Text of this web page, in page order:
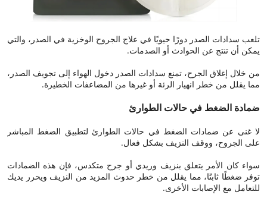
تلعب سدادات الصدر دورًا حيويًا في علاج الجروح الوخزية في الصدر، والتي
يمكن أن تنتج عن الحوادث أو الصدمات.
من خلال إغلاق الجرح، تمنع سدادات الصدر دخول الهواء إلى تجويف الصدر،
مما يقلل من خطر انهيار الرئة أو غيرها من المضاعفات الخطيرة.
ضمادة الضغط في حالات الطوارئ
لا غنى عن ضمادات الضغط في حالات الطوارئ لتطبيق الضغط المباشر
على الجروح، ووقف النزيف بشكل فعال.
سواء كان الأمر يتعلق بنزيف وريدي أو جرح متكدس، فإن هذه الضمادات
توفر ضغطًا ثابتًا، مما يقلل من خطر حدوث المزيد من النزيف ويحرر يديك
للتعامل مع الإصابات الأخرى.